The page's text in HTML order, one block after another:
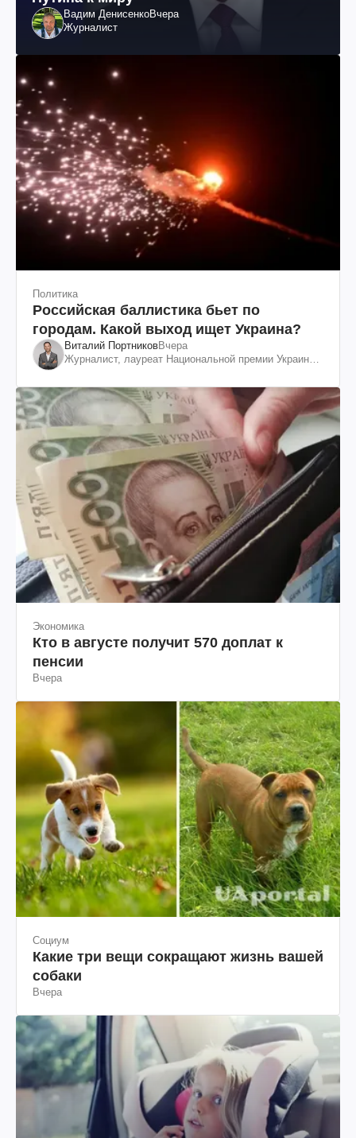
Вадим ДенисенкоВчера
Журналист
Политика
Российская баллистика бьет по
городам. Какой выход ищет Украина?
Виталий ПортниковВчера
Журналист, лауреат Национальной премии Украины
Экономика
Кто в августе получит 570 доплат к
пенсии
Вчера
Социум
Какие три вещи сокращают жизнь вашей
собаки
Вчера